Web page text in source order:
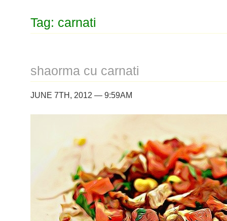
Tag: carnati
shaorma cu carnati
JUNE 7TH, 2012 — 9:59AM